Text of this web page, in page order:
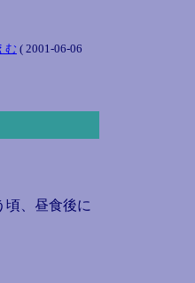
む ( 2001-06-06
、昼食後に